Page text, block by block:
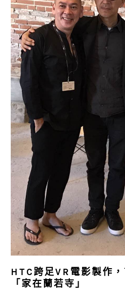
HTC跨足VR電影製作
「家在蘭若寺」